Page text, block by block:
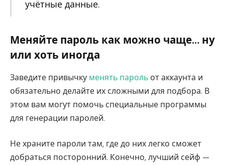
учётные данные.
Меняйте пароль как можно чаще… ну
или хоть иногда
Заведите привычку менять пароль от аккаунта и
обязательно делайте их сложными для подбора. В
этом вам могут помочь специальные программы
для генерации паролей.
Не храните пароли там, где до них легко сможет
добраться посторонний. Конечно, лучший сейф —